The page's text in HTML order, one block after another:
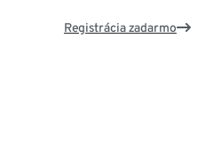
Registrácia zadarmo